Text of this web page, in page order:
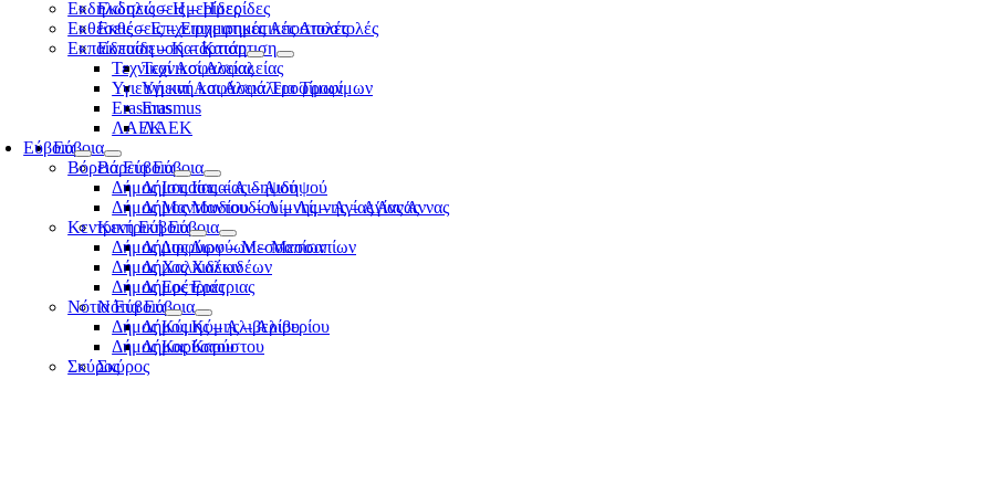
Εκδηλώσεις – Ημερίδες
Εκθέσεις – Επιχειρηματικές Αποστολές
Εκπαίδευση – Κατάρτιση
Τεχνικοί Ασφαλείας
Υγιεινή και Ασφάλεια Τροφίμων
Erasmus
ΛΑΕΚ
Εύβοια
Βόρεια Εύβοια
Δήμος Ιστιαίας – Αιδηψού
Δήμος Μαντουδίου – Λίμνης – Αγίας Άννας
Κεντρική Εύβοια
Δήμος Διρφύων – Μεσσαπίων
Δήμος Χαλκιδέων
Δήμος Ερέτριας
Νότια Εύβοια
Δήμος Κύμης – Αλιβερίου
Δήμος Καρύστου
Σκύρος
Εκδηλώσεις – Ημερίδες
Εκθέσεις – Επιχειρηματικές Αποστολές
Εκπαίδευση – Κατάρτιση
Τεχνικοί Ασφαλείας
Υγιεινή και Ασφάλεια Τροφίμων
Erasmus
ΛΑΕΚ
Εύβοια
Βόρεια Εύβοια
Δήμος Ιστιαίας – Αιδηψού
Δήμος Μαντουδίου – Λίμνης – Αγίας Άννας
Κεντρική Εύβοια
Δήμος Διρφύων – Μεσσαπίων
Δήμος Χαλκιδέων
Δήμος Ερέτριας
Νότια Εύβοια
Δήμος Κύμης – Αλιβερίου
Δήμος Καρύστου
Σκύρος